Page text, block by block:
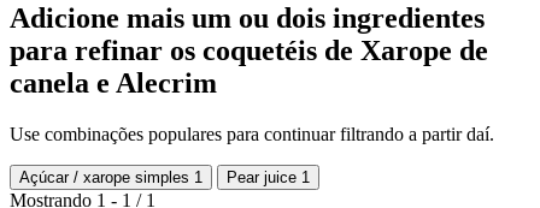
Adicione mais um ou dois ingredientes
para refinar os coquetéis de Xarope de
canela e Alecrim
Use combinações populares para continuar filtrando a partir daí.
Açúcar / xarope simples 1 Pear juice 1
Mostrando 1 - 1 / 1